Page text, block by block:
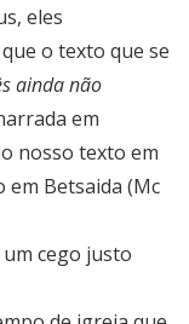
eles
o texto que se
ainda não
em
nosso texto em
em Betsaida (Mc
cego justo